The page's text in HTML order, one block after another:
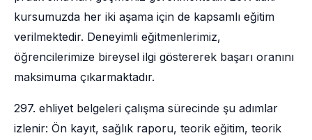
kursumuzda her iki aşama için de kapsamlı eğitim
verilmektedir. Deneyimli eğitmenlerimiz,
öğrencilerimize bireysel ilgi göstererek başarı oranını
maksimuma çıkarmaktadır.
297. ehliyet belgeleri çalışma sürecinde şu adımlar
izlenir: Ön kayıt, sağlık raporu, teorik eğitim, teorik